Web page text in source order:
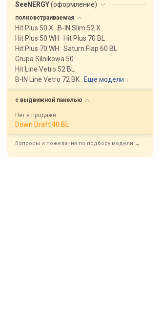
SeeNERGY(оформление)
полновстраиваемая
Hit Plus 50 X
B-IN Slim 52 X
Hit Plus 50 WH
Hit Plus 70 BL
Hit Plus 70 WH
Saturn Flap 60 BL
Grupa Silnikowa 50
Hit Line Vetro 52 BL
B-IN Line Vetro 72 BK
Еще модели ↓
с выдвижной панелью
Нет в продаже
Down Draft 40 BL
Вопросы и пожелания по подбору модели →